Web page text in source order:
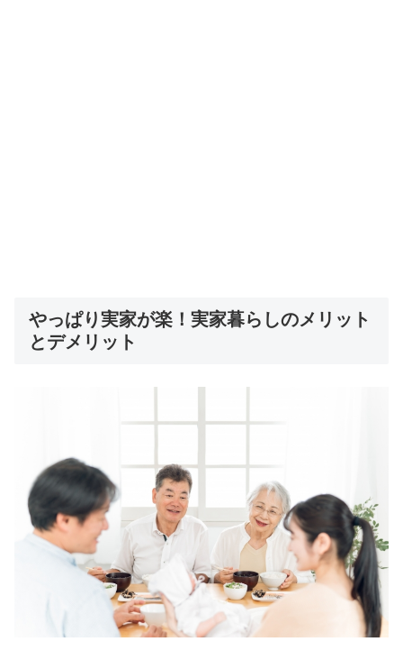
やっぱり実家が楽！実家暮らしのメリット
とデメリット